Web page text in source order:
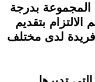
المجموعة بدرجة
بتقديم
لدى مختلف